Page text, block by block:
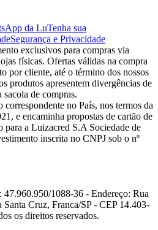
da LuTenha sua
Segurança e Privacidade
exclusivos para compras via
físicas. Ofertas válidas na compra
por cliente, até o término dos nossos
produtos apresentem divergências de
de compras.
no País, nos termos da
e encaminha propostas de cartão de
para a Luizacred S.A Sociedade de
inscrita no CNPJ sob o nº
1088-36 - Endereço: Rua
Cruz, Franca/SP - CEP 14.403-
os direitos reservados.